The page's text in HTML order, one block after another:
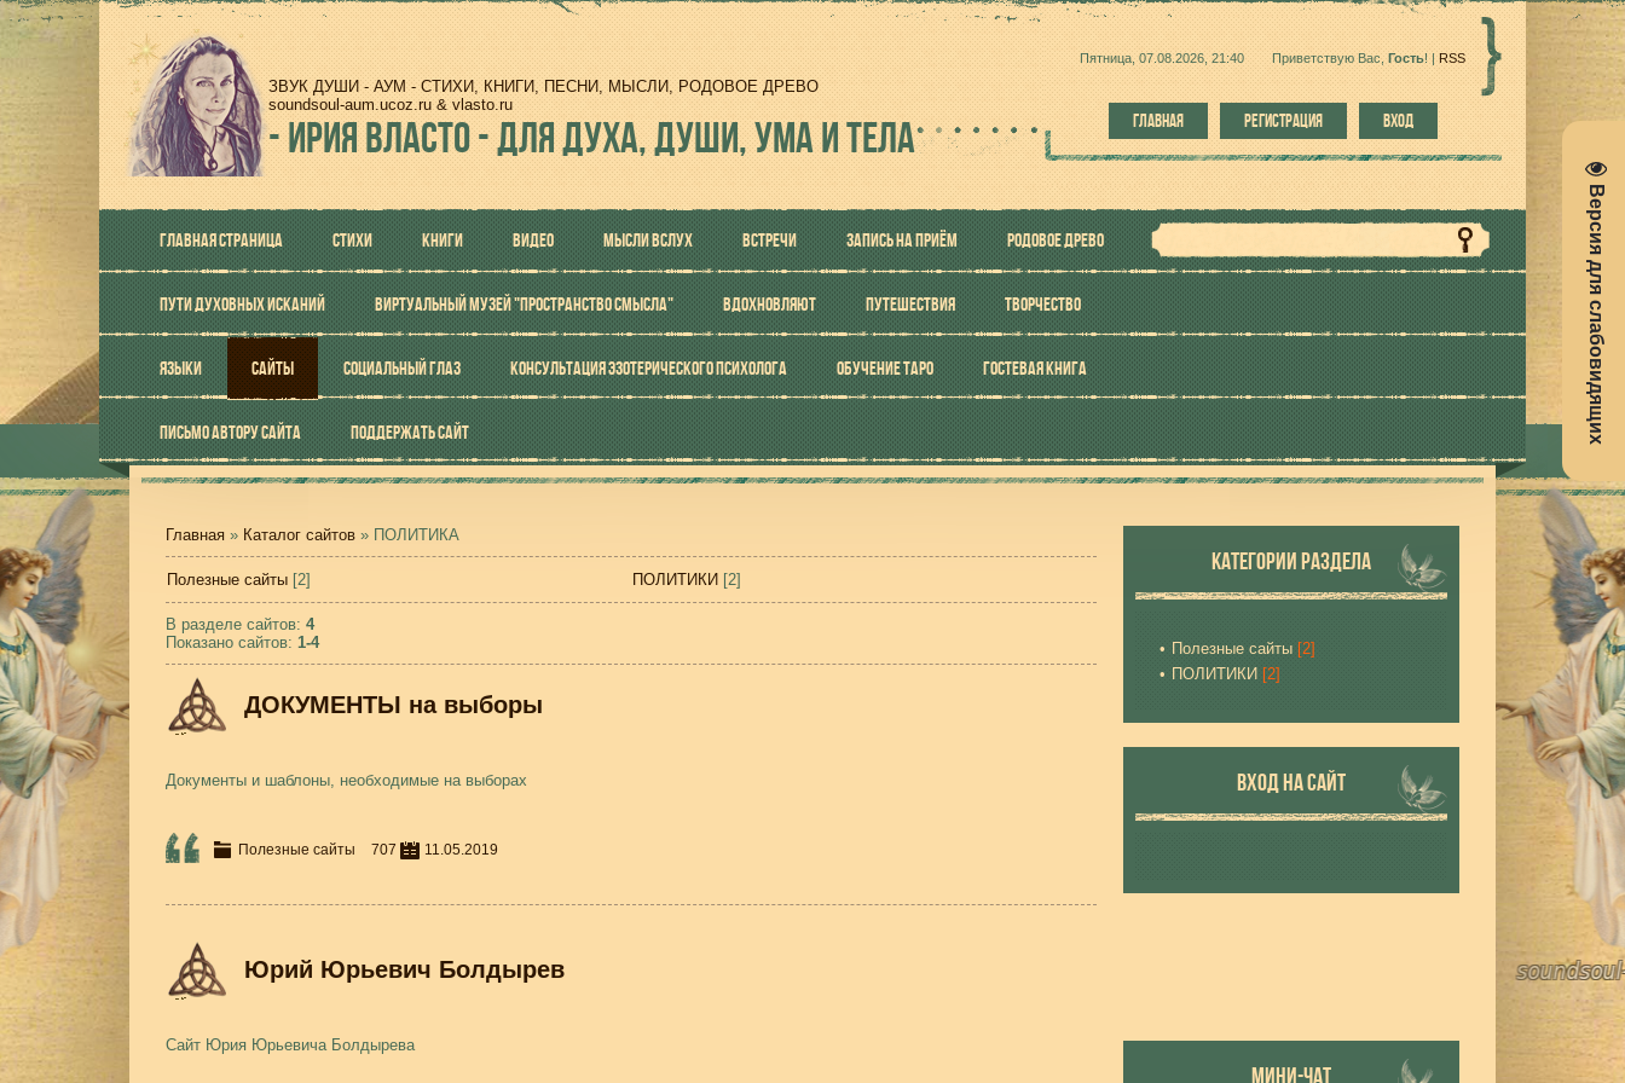
Версия для слабовидящих
ЗВУК ДУШИ - АУМ - СТИХИ, КНИГИ, ПЕСНИ, МЫСЛИ, РОДОВОЕ ДРЕВО
soundsoul-aum.ucoz.ru & vlasto.ru
-ИРИЯ ВЛАСТО - ДЛЯ ДУХА, ДУШИ, УМА И ТЕЛА
Пятница, 07.08.2026, 21:40 Приветствую Вас Гость! | RSS
ГЛАВНАЯ РЕГИСТРАЦИЯ ВХОД
ГЛАВНАЯ СТРАНИЦА СТИХИ КНИГИ ВИДЕО МЫСЛИ ВСЛУХ ВСТРЕЧИ ЗАПИСЬ НА ПРИЁМ РОДОВОЕ ДРЕВО
ПУТИ ДУХОВНЫХ ИСКАНИЙ ВИРТУАЛЬНЫЙ МУЗЕЙ "ПРОСТРАНСТВО СМЫСЛА" ВДОХНОВЛЯЮТ ПУТЕШЕСТВИЯ ТВОРЧЕСТВО
ЯЗЫКИ САЙТЫ СОЦИАЛЬНЫЙ ГЛАЗ КОНСУЛЬТАЦИЯ ЭЗОТЕРИЧЕСКОГО ПСИХОЛОГА ОБУЧЕНИЕ ТАРО ГОСТЕВАЯ КНИГА
ПИСЬМО АВТОРУ САЙТА ПОДДЕРЖАТЬ САЙТ
Главная » Каталог сайтов » ПОЛИТИКА
Полезные сайты [2] ПОЛИТИКИ [2]
В разделе сайтов: 4
Показано сайтов: 1-4
ДОКУМЕНТЫ на выборы
Документы и шаблоны, необходимые на выборах
Полезные сайты 707 11.05.2019
Юрий Юрьевич Болдырев
Сайт Юрия Юрьевича Болдырева
КАТЕГОРИИ РАЗДЕЛА
Полезные сайты [2]
ПОЛИТИКИ [2]
ВХОД НА САЙТ
МИНИ-ЧАТ